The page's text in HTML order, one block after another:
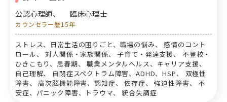
公認心理師、 臨床心理士
カウンセラー歴15年
ストレス、日常生活の困りごと、職場の悩み、 感情のコント
ロール、 対人関係・家族関係、 子育て・発達支援、 不登校・
ひきこもり、思春期、 職業メンタルヘルス、キャリア支援、
自己理解、 自閉症スペクトラム障害、ADHD、HSP、 双極性
障害、 高次脳機能障害、認知症、 依存症、 強迫性障害、 不
安症、パニック障害、トラウマ、 統合失調症